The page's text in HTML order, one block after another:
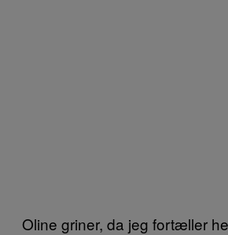
Oline griner, da jeg fortæller